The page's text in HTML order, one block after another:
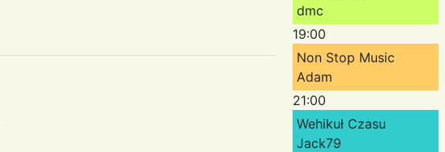
dmc
19:00
Non Stop Music
Adam
21:00
Wehikuł Czasu
Jack79